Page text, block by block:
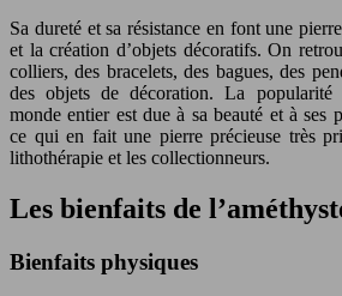
Sa dureté et sa résistance en font une
et la création d’objets décoratifs. On
colliers, des bracelets, des bagues, des
des objets de décoration. La popularité
monde entier est due à sa beauté et à ses
ce qui en fait une pierre précieuse très
lithothérapie et les collectionneurs.
Les bienfaits de
Bienfaits physiques